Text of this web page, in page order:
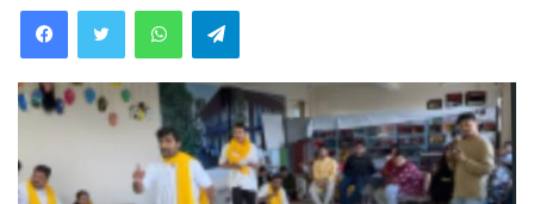
WhatsAppTelegram